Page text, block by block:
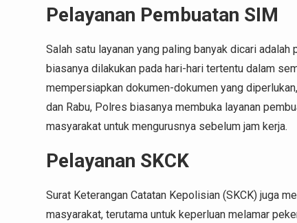
Pelayanan Pembuatan SIM
Salah satu layanan yang paling banyak dicari
biasanya dilakukan pada hari-hari tertentu dalam
mempersiapkan dokumen-dokumen yang
dan Rabu, Polres biasanya membuka layanan
masyarakat untuk mengurusnya sebelum jam kerja.
Pelayanan SKCK
Surat Keterangan Catatan Kepolisian (SKCK) juga
masyarakat, terutama untuk keperluan melamar